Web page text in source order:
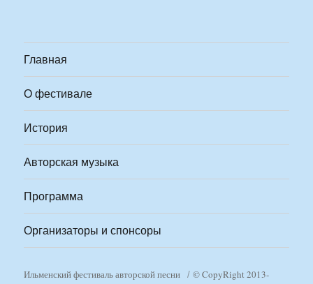
Главная
О фестивале
История
Авторская музыка
Программа
Организаторы и спонсоры
Ильменский фестиваль авторской песни
© CopyRight 2013-